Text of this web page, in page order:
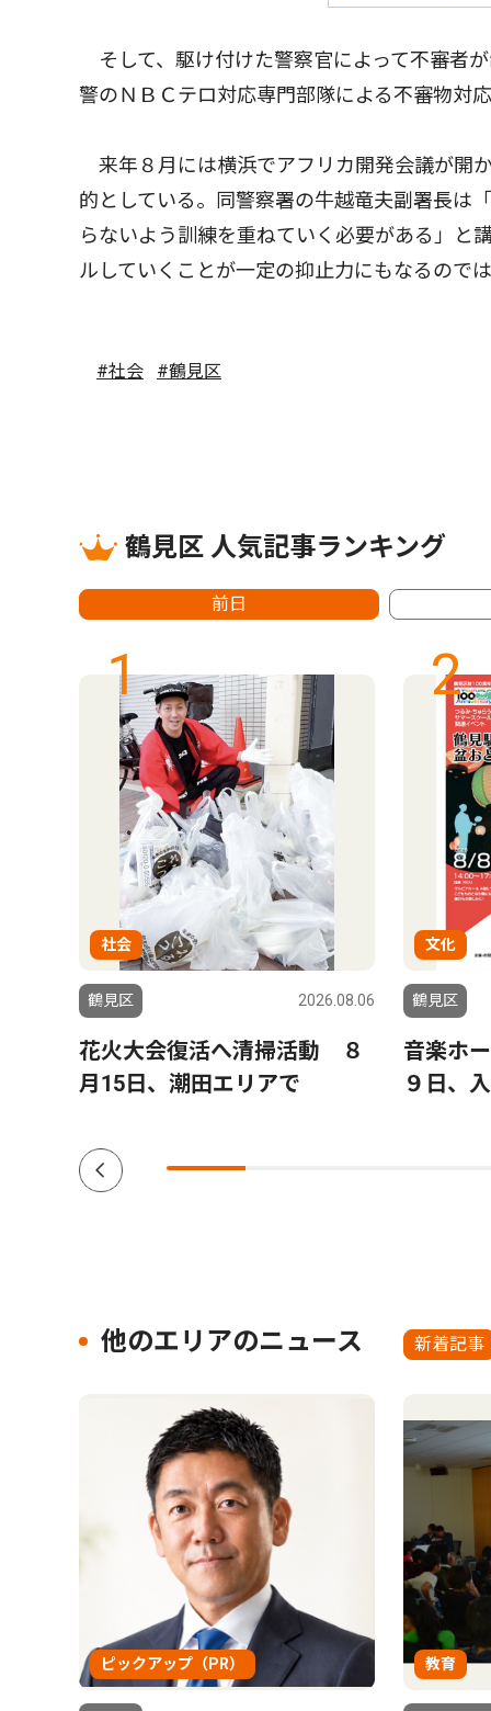
そして、駆け付けた警察官によって不審者
警のＮＢＣテロ対応専門部隊による不審物対
来年８月には横浜でアフリカ開発会議が開
的としている。同警察署の牛越竜夫副署長は
らないよう訓練を重ねていく必要がある」と
ルしていくことが一定の抑止力にもなるので
#社会 #鶴見区
鶴見区 人気記事ランキング
前日
1
社会
鶴見区 2026.08.06
花火大会復活へ清掃活動 ８
月15日、潮田エリアで
2
文化
鶴見区
音楽ホ
９日、
他のエリアのニュース 新着記事
ピックアップ（PR） 教育